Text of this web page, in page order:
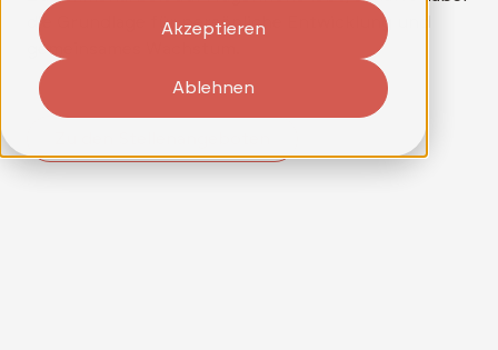
Akzeptieren
Ablehnen
die Grundlage für persönliche Entwicklung und
gemeinsames Wachstum.